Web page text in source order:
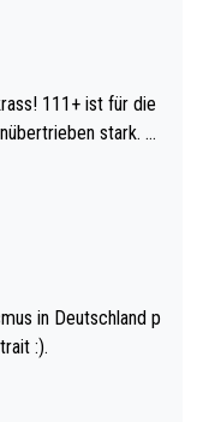
die
stark. U
in Deutschland p
:).